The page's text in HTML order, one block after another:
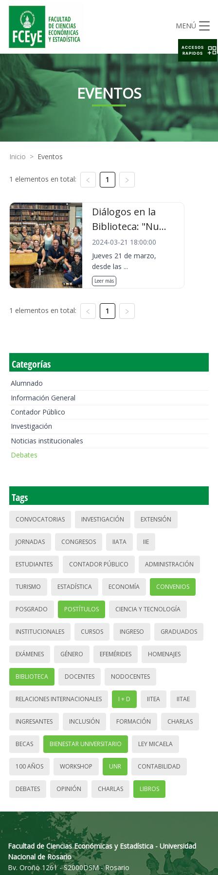
MENÚ
EVENTOS
Inicio > Eventos
1 elementos en total: 1
Diálogos en la
Biblioteca: "Nu...
2024-03-21 18:00:00
Jueves 21 de marzo,
desde las ...
Leer más
1 elementos en total: 1
Categorías
Alumnado
Información General
Contador Público
Investigación
Noticias institucionales
Debates
Tags
CONVOCATORIAS INVESTIGACIÓN EXTENSIÓN
JORNADAS CONGRESOS IIATA IIE
ESTUDIANTES CONTADOR PÚBLICO ADMINISTRACIÓN
TURISMO ESTADÍSTICA ECONOMÍA CONVENIOS
POSGRADO POSTÍTULOS CIENCIA Y TECNOLOGÍA
INSTITUCIONALES CURSOS INGRESO GRADUADOS
EXÁMENES GÉNERO EFEMÉRIDES HOMENAJES
BIBLIOTECA DOCENTES NODOCENTES
RELACIONES INTERNACIONALES I + D IITEA IITAE
INGRESANTES INCLUSIÓN FORMACIÓN CHARLAS
BECAS BIENESTAR UNIVERSITARIO LEY MICAELA
100 AÑOS WORKSHOP UNR CONTABILIDAD
DEBATES OPINIÓN CHARLAS LIBROS
Facultad de Ciencias Económicas y Estadística - Universidad
Nacional de Rosario
Bv. Oroño 1261 - S2000DSM - Rosario
ACCESOS
RAPIDOS